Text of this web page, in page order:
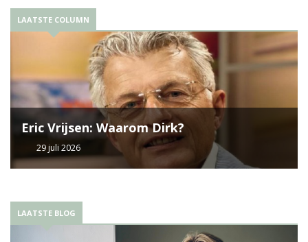
LAATSTE COLUMN
Eric Vrijsen: Waarom Dirk?
29 juli 2026
LAATSTE BLOG